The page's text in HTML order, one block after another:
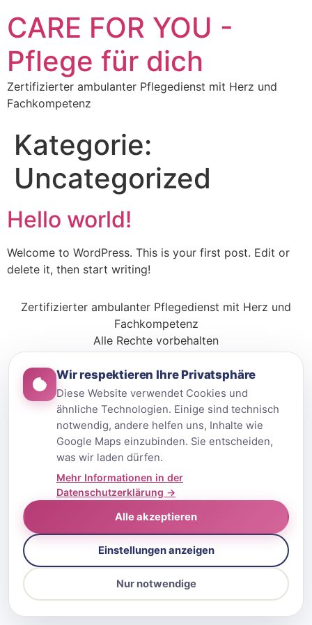
CARE FOR YOU -
Pflege für dich
Zertifizierter ambulanter Pflegedienst mit Herz und
Fachkompetenz
Kategorie:
Uncategorized
Hello world!
Welcome to WordPress. This is your first post. Edit or
delete it, then start writing!
Zertifizierter ambulanter Pflegedienst mit Herz und
Fachkompetenz
Alle Rechte vorbehalten
Wir respektieren Ihre Privatsphäre
Diese Website verwendet Cookies und
ähnliche Technologien. Einige sind technisch
notwendig, andere helfen uns, Inhalte wie
Google Maps einzubinden. Sie entscheiden,
was wir laden dürfen.
Mehr Informationen in der
Datenschutzerklärung →
Nur notwendige
Einstellungen anzeigen
Alle akzeptieren